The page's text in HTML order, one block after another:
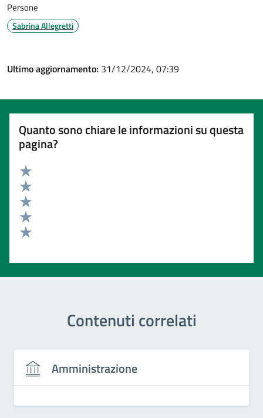
Persone
Sabrina Allegretti
Ultimo aggiornamento: 31/12/2024, 07:39
Quanto sono chiare le informazioni su questa
pagina?
Valuta 5 stelle su 5
Valuta 4 stelle su 5
Valuta 3 stelle su 5
Valuta 2 stelle su 5
Contenuti correlati
Amministrazione